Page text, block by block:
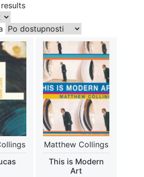
Matthew Collings
This is Modern
Art